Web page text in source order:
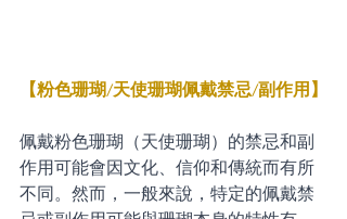
【粉色珊瑚/天使珊瑚佩戴禁忌/副作用】
佩戴粉色珊瑚（天使珊瑚）的禁忌和副
作用可能會因文化、信仰和傳統而有所
不同。然而，一般來說，特定的佩戴禁